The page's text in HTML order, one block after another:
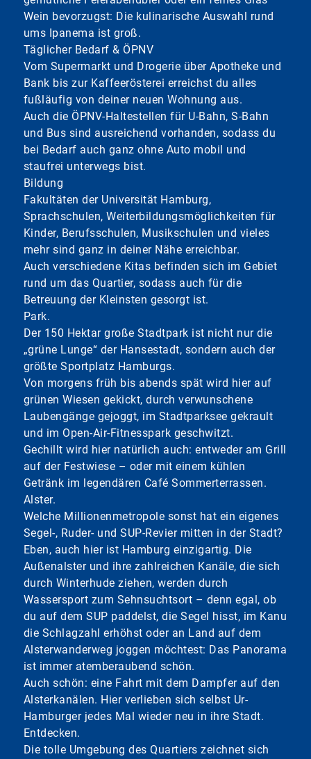
Wein bevorzugst: Die kulinarische Auswahl rund
ums Ipanema ist groß.
Täglicher Bedarf & ÖPNV
Vom Supermarkt und Drogerie über Apotheke und
Bank bis zur Kaffeerösterei erreichst du alles
fußläufig von deiner neuen Wohnung aus.
Auch die ÖPNV-Haltestellen für U-Bahn, S-Bahn
und Bus sind ausreichend vorhanden, sodass du
bei Bedarf auch ganz ohne Auto mobil und
staufrei unterwegs bist.
Bildung
Fakultäten der Universität Hamburg,
Sprachschulen, Weiterbildungsmöglichkeiten für
Kinder, Berufsschulen, Musikschulen und vieles
mehr sind ganz in deiner Nähe erreichbar.
Auch verschiedene Kitas befinden sich im Gebiet
rund um das Quartier, sodass auch für die
Betreuung der Kleinsten gesorgt ist.
Park.
Der 150 Hektar große Stadtpark ist nicht nur die
„grüne Lunge“ der Hansestadt, sondern auch der
größte Sportplatz Hamburgs.
Von morgens früh bis abends spät wird hier auf
grünen Wiesen gekickt, durch verwunschene
Laubengänge gejoggt, im Stadtparksee gekrault
und im Open-Air-Fitnesspark geschwitzt.
Gechillt wird hier natürlich auch: entweder am Grill
auf der Festwiese – oder mit einem kühlen
Getränk im legendären Café Sommerterrassen.
Alster.
Welche Millionenmetropole sonst hat ein eigenes
Segel-, Ruder- und SUP-Revier mitten in der Stadt?
Eben, auch hier ist Hamburg einzigartig. Die
Außenalster und ihre zahlreichen Kanäle, die sich
durch Winterhude ziehen, werden durch
Wassersport zum Sehnsuchtsort – denn egal, ob
du auf dem SUP paddelst, die Segel hisst, im Kanu
die Schlagzahl erhöhst oder an Land auf dem
Alsterwanderweg joggen möchtest: Das Panorama
ist immer atemberaubend schön.
Auch schön: eine Fahrt mit dem Dampfer auf den
Alsterkanälen. Hier verlieben sich selbst Ur-
Hamburger jedes Mal wieder neu in ihre Stadt.
Entdecken.
Die tolle Umgebung des Quartiers zeichnet sich